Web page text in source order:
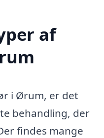
af
i Ørum, er det
behandling, der
findes mange